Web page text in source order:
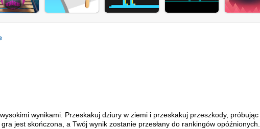
wynikami. Przeskakuj dziury w ziemi i przeskakuj przeszkody, próbując
jest skończona, a Twój wynik zostanie przesłany do rankingów opóźnionych.